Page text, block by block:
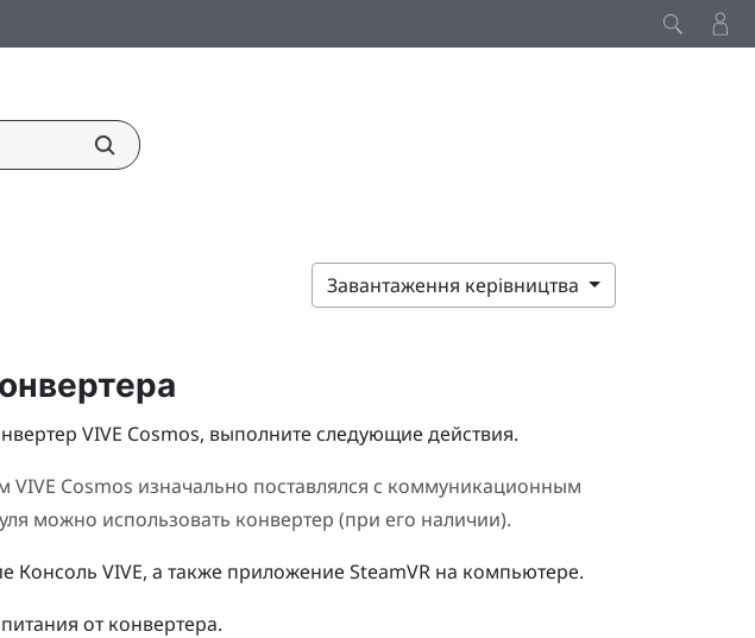
Завантаження керівництва
VIVE Cosmos, выполните следующие действия.
VIVE Cosmos изначально поставлялся с коммуникационным
можно использовать конвертер (при его наличии).
Консоль VIVE, а также приложение SteamVRна компьютере.
от конвертера.